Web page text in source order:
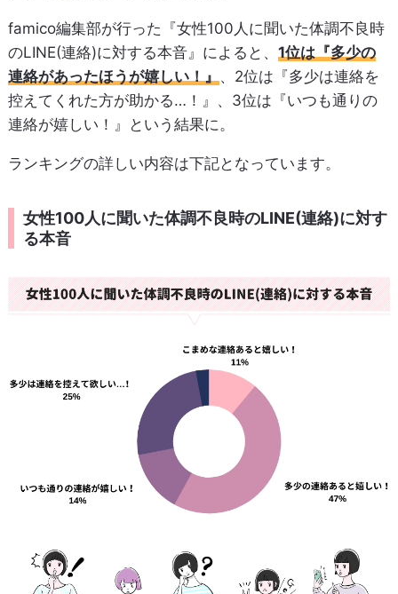
famico編集部が行った『女性100人に聞いた体調不良時
のLINE(連絡)に対する本音』によると、 1位は『多少の
連絡があったほうが嬉しい！』、2位は『多少は連絡を
控えてくれた方が助かる…！』、3位は『いつも通りの
連絡が嬉しい！』という結果に。
ランキングの詳しい内容は下記となっています。
女性100人に聞いた体調不良時のLINE(連絡)に対す
る本音